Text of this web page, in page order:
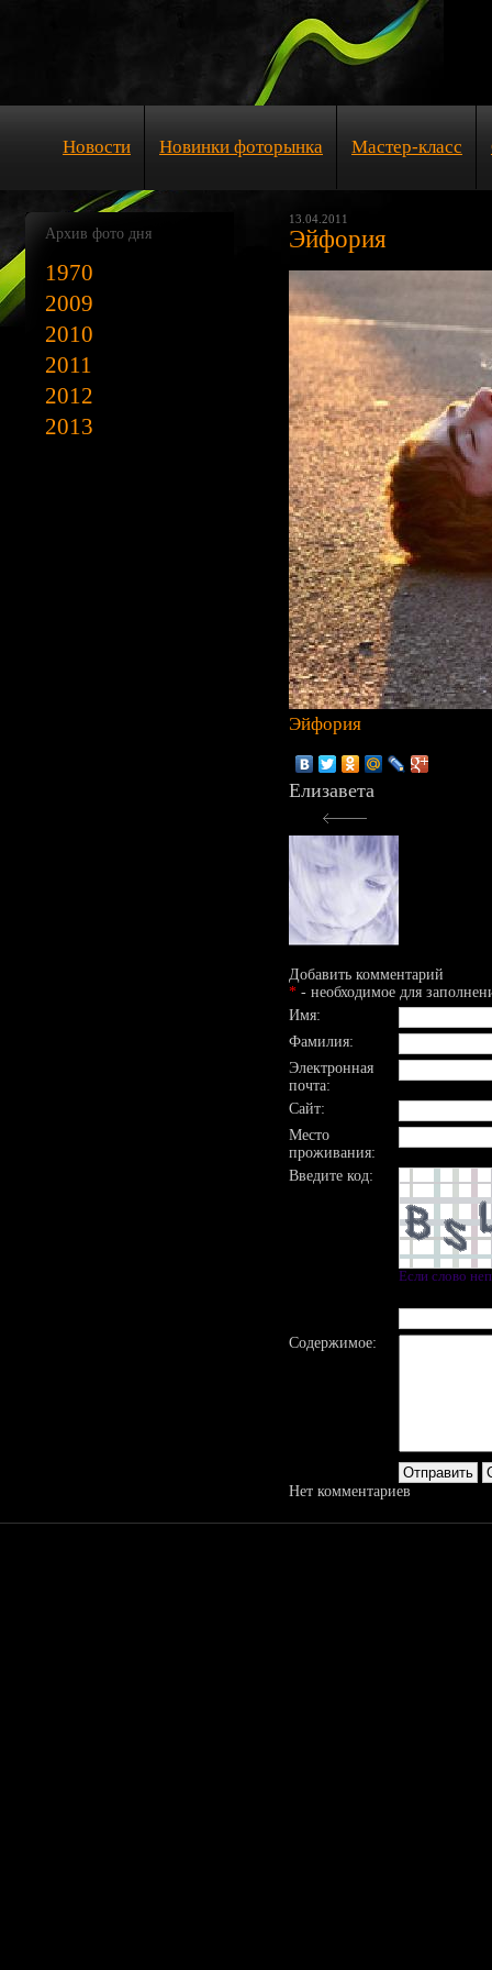
Новости Новинки фоторынка Мастер-класс
13.04.2011
Эйфория
Эйфория
Елизавета
Добавить комментарий
* - необходимое для
Имя:
Фамилия:
Электронная
почта:
Сайт:
Место
проживания:
Введите код:
Если слово
Содержимое:
Нет комментариев
Архив фото дня
1970
2009
2010
2011
2012
2013